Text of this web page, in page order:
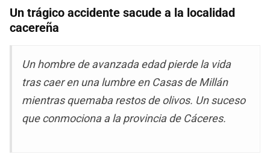
Un trágico accidente sacude a la localidad
cacereña
Un hombre de avanzada edad pierde la vida
tras caer en una lumbre en Casas de Millán
mientras quemaba restos de olivos. Un suceso
que conmociona a la provincia de Cáceres.